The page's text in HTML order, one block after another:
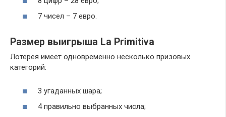
7 чисел – 7 евро.
Размер выигрыша La Primitiva
Лотерея имеет одновременно несколько призовых
категорий:
3 угаданных шара;
4 правильно выбранных числа;